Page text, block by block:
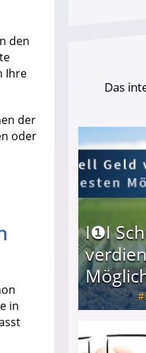
den
Ihre
der
oder
in
Das
I❶I
Möglichkeiten